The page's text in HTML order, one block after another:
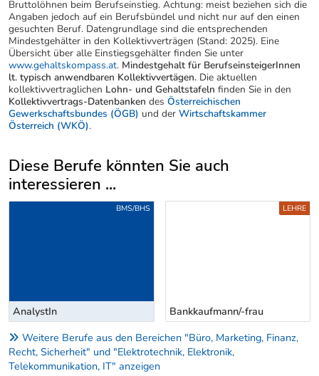
Bruttolöhnen beim Berufseinstieg. Achtung: meist beziehen sich die
Angaben jedoch auf ein Berufsbündel und nicht nur auf den einen
gesuchten Beruf. Datengrundlage sind die entsprechenden
Mindestgehälter in den Kollektivverträgen (Stand: 2025). Eine
Übersicht über alle Einstiegsgehälter finden Sie unter
www.gehaltskompass.at. Mindestgehalt für BerufseinsteigerInnen
lt. typisch anwendbaren Kollektivvertägen. Die aktuellen
kollektivvertraglichen Lohn- und Gehaltstafeln finden Sie in den
Kollektivvertrags-Datenbanken des Österreichischen
Gewerkschaftsbundes (ÖGB) und der Wirtschaftskammer
Österreich (WKÖ).
Diese Berufe könnten Sie auch
interessieren ...
Uber weitere Berufsvorschläge
Bankkaufmann/-frau
Weitere Berufe aus den Bereichen "Büro, Marketing, Finanz,
Recht, Sicherheit" und "Elektrotechnik, Elektronik,
Telekommunikation, IT" anzeigen